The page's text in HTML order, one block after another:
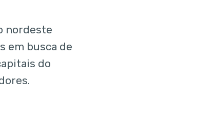
nordeste
em busca de
do